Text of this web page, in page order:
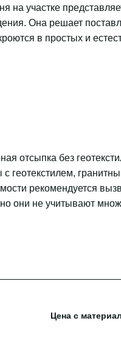
на участке
Она решает
в простых и
отсыпка без
геотекстилем,
рекомендуется
они не учитывают
Цена с